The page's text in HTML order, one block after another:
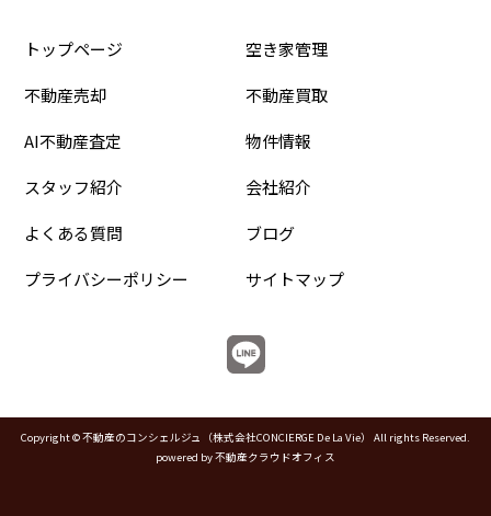
トップページ
空き家管理
不動産売却
不動産買取
AI不動産査定
物件情報
スタッフ紹介
会社紹介
よくある質問
ブログ
プライバシーポリシー
サイトマップ
Copyright © 不動産のコンシェルジュ（株式会社CONCIERGE De La Vie） All rights Reserved.
powered by 不動産クラウドオフィス